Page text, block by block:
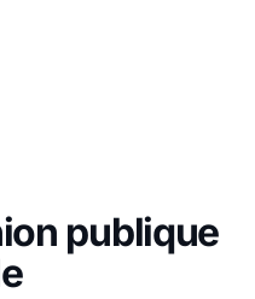
publique